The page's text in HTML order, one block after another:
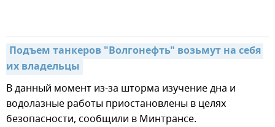
Подъем танкеров "Волгонефть" возьмут на себя
их владельцы
В данный момент из-за шторма изучение дна и
водолазные работы приостановлены в целях
безопасности, сообщили в Минтрансе.